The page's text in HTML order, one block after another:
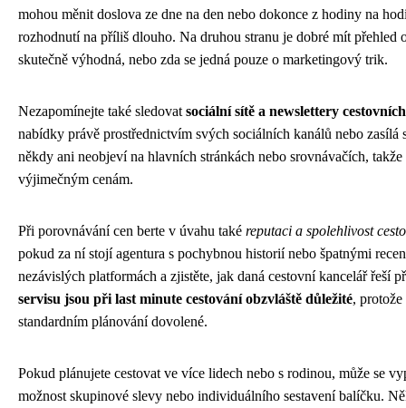
mohou měnit doslova ze dne na den nebo dokonce z hodiny na
rozhodnutí na příliš dlouho. Na druhou stranu je dobré mít přehled
skutečně výhodná, nebo zda se jedná pouze o marketingový trik.
Nezapomínejte také sledovat sociální sítě a newslettery
nabídky právě prostřednictvím svých sociálních kanálů nebo
někdy ani neobjeví na hlavních stránkách nebo srovnávačích,
výjimečným cenám.
Při porovnávání cen berte v úvahu také reputaci a spolehlivost
pokud za ní stojí agentura s pochybnou historií nebo špatnými
nezávislých platformách a zjistěte, jak daná cestovní kancelář řeší
servisu jsou při last minute cestování obzvláště důležité,
standardním plánování dovolené.
Pokud plánujete cestovat ve více lidech nebo s rodinou, může se
možnost skupinové slevy nebo individuálního sestavení balíčku.